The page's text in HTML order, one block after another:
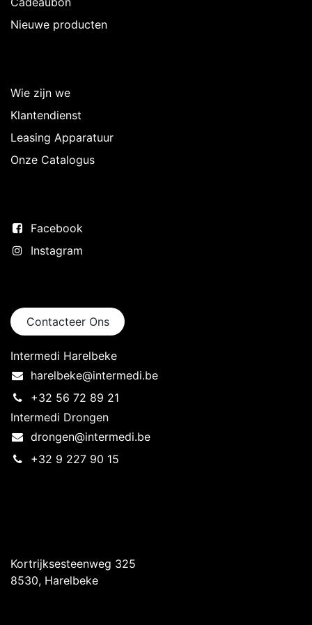
Nieuwe producten
Wie zijn we
Klantendienst
Leasing Apparatuur
Onze Catalogus
Facebook
Instagram
Contacteer Ons
Intermedi Harelbeke
harelbeke@intermedi.be
+32 56 72 89 21
Intermedi Drongen
drongen@intermedi.be
+32 9 227 90 15
Kortrijksesteenweg 325
8530, Harelbeke